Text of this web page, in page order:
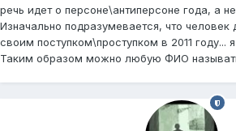
речь идет о персоне\антиперсоне года, а
Изначально подразумевается, что человек
своим поступком\проступком в 2011 году...
Таким образом можно любую ФИО